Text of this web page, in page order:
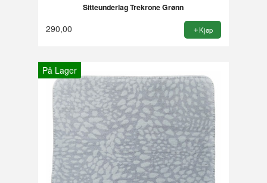
Sitteunderlag Trekrone Grønn
290,00 Kjøp
På Lager